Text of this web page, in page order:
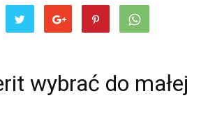
wybrać do małej